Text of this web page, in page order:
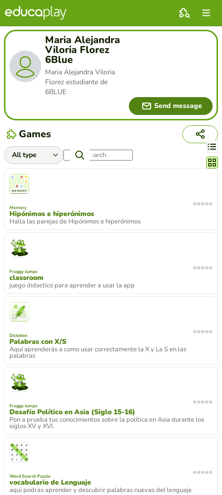
Maria Alejandra
Viloria Florez
6Blue
Maria Alejandra Viloria
Florez estudiante de
6BLUE
Send message
Games
Memory
Hipónimos e hiperónimos
Halla las parejas de Hipónimos e hiperónimos
Froggy Jumps
classroom
juego didactico para aprender a usar la app
Dictation
Palabras con X/S
Aquí aprenderás a como usar correctamente la X y La S en las
palabras
Froggy Jumps
Desafío Político en Asia (Siglo 15-16)
Pon a prueba tus conocimientos sobre la política en Asia durante los
siglos XV y XVI.
Word Search Puzzle
vocabulario de Lenguaje
aqui podras aprender y descubrir palabras nuevas del lenguaje